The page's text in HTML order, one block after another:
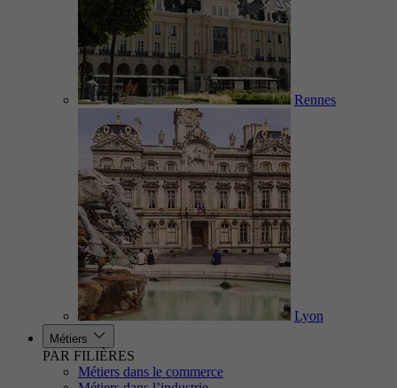
Rennes
Lyon
Métiers
PAR FILIÈRES
Métiers dans le commerce